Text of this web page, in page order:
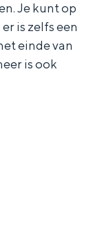
Je kunt op
is zelfs een
einde van
is ook